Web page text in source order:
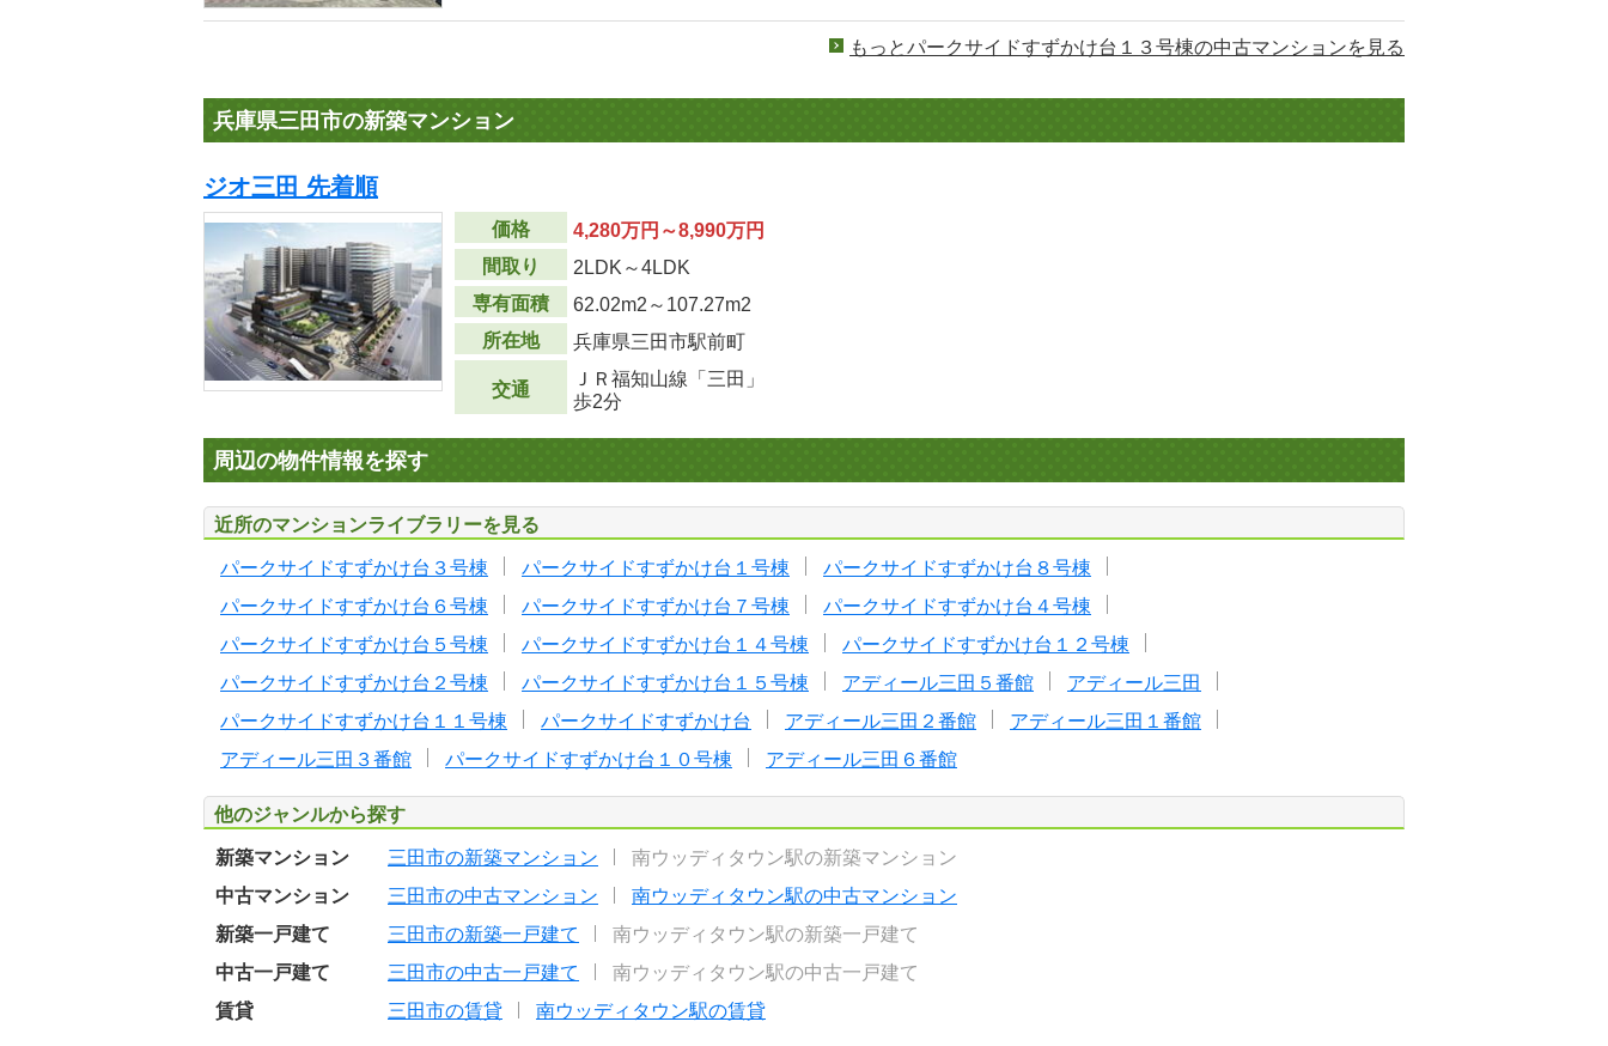
もっとパークサイドすずかけ台１３号棟の中古マンションを見る
兵庫県三田市の新築マンション
ジオ三田 先着順
価格
4,280万円～8,990万円
間取り
2LDK～4LDK
専有面積
62.02m2 ～107.27m2
所在地
兵庫県三田市駅前町
交通
ＪＲ福知山線「三田」
歩2分
周辺の物件情報を探す
近所のマンションライブラリーを見る
パークサイドすずかけ台３号棟 パークサイドすずかけ台１号棟
パークサイドすずかけ台８号棟
パークサイドすずかけ台６号棟
パークサイドすずかけ台７号棟
パークサイドすずかけ台４号棟
パークサイドすずかけ台５号棟
パークサイドすずかけ台１４号棟
パークサイドすずかけ台１２号棟
パークサイドすずかけ台２号棟
パークサイドすずかけ台１５号棟 アディール三田５番館
アディール三田
パークサイドすずかけ台１１号棟
パークサイドすずかけ台 アディール三田２番館
アディール三田１番館
アディール三田３番館
パークサイドすずかけ台１０号棟 アディール三田６番館
他のジャンルから探す
新築マンション 三田市の新築マンション
南ウッディタウン駅の新築マンション
中古マンション
三田市の中古マンション
南ウッディタウン駅の中古マンション
新築一戸建て
三田市の新築一戸建て
南ウッディタウン駅の新築一戸建て
中古一戸建て
三田市の中古一戸建て
南ウッディタウン駅の中古一戸建て
賃貸
三田市の賃貸 南ウッディタウン駅の賃貸